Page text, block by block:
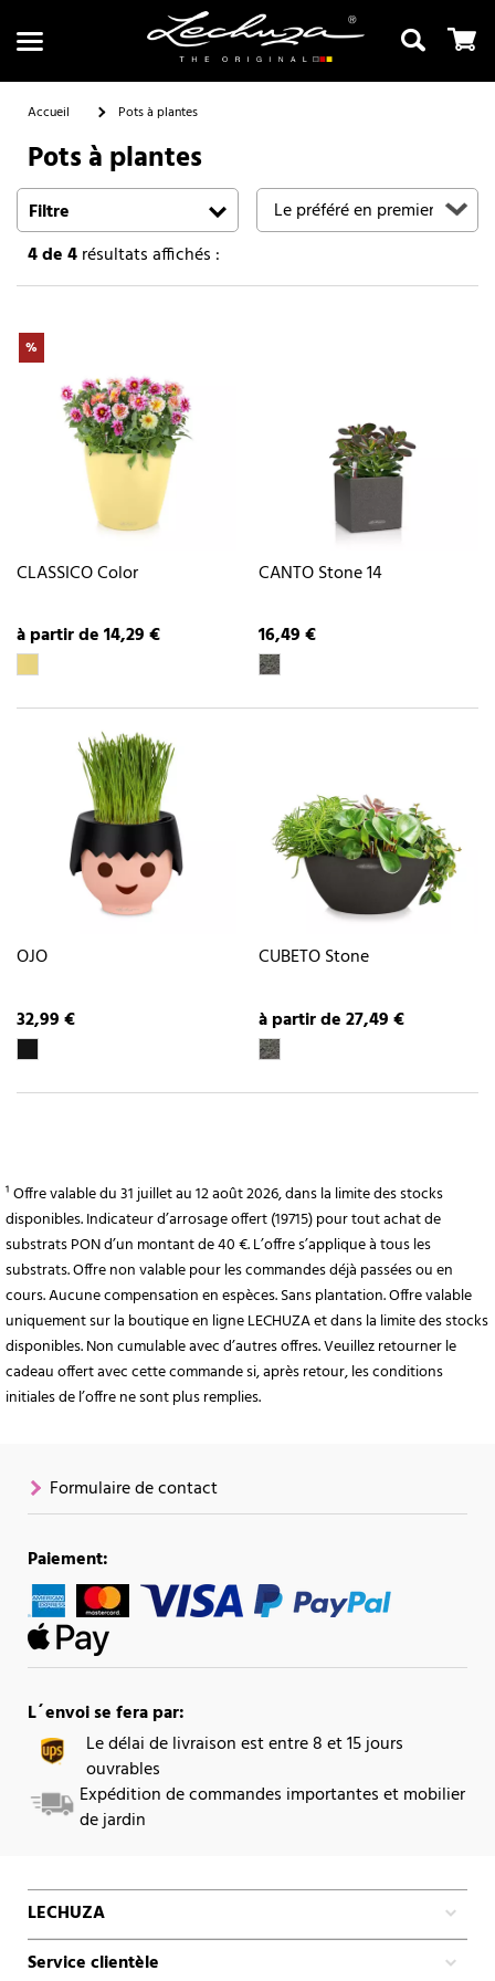
Recherche
Accueil Pots à plantes
Pots à plantes
Filtre
4de 4résultats affichés :
%
CLASSICO Color
à partir de 14,29 €
CANTO Stone 14
16,49 €
OJO
32,99 €
CUBETO Stone
à partir de 27,49 €
¹ Offre valable du 31 juillet au 12 août 2026, dans la limite des stocks
disponibles. Indicateur d’arrosage offert (19715) pour tout achat de
substrats PON d’un montant de 40 €. L’offre s’applique à tous les
substrats. Offre non valable pour les commandes déjà passées ou en
cours. Aucune compensation en espèces. Sans plantation. Offre valable
uniquement sur la boutique en ligne LECHUZA et dans la limite des stocks
disponibles. Non cumulable avec d’autres offres. Veuillez retourner le
cadeau offert avec cette commande si, après retour, les conditions
initiales de l’offre ne sont plus remplies.
Formulaire de contact
Paiement:
L´envoi se fera par:
Le délai de livraison est entre 8 et 15 jours
ouvrables
Expédition de commandes importantes et mobilier
de jardin
LECHUZA
Service clientèle